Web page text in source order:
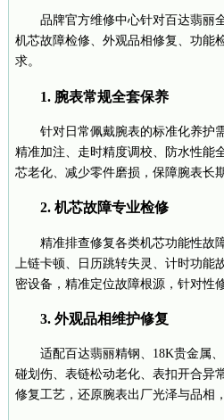
品牌官方维修中心针对百达翡丽
机芯故障检修、外观品相修复、功能
求。
1. 腕表常规全套保养
针对日常佩戴腕表的标准化养护
精准加注、走时精度调校、防水性能
芯老化、减少零件磨损，保障腕表长
2. 机芯故障专业检修
精准排查修复各类机芯功能性故
上链卡顿、日历跳转失灵、计时功
密设备，精准定位故障根源，针对性
3. 外观品相维护修复
适配百达翡丽精钢、18K贵金属
碰划伤、表链松动老化、表扣开合异
修复工艺，还原腕表出厂光泽与品相